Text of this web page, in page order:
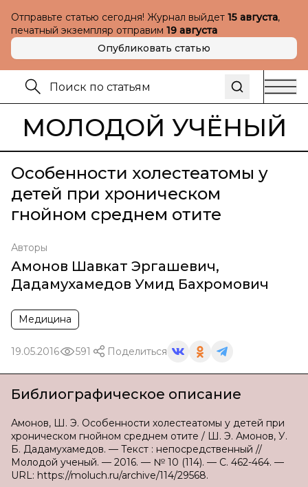
Отправьте статью сегодня! Журнал выйдет 15 августа,
печатный экземпляр отправим 19 августа
Опубликовать статью
МОЛОДОЙ УЧЁНЫЙ
Особенности холестеатомы у
детей при хроническом
гнойном среднем отите
Авторы
Амонов Шавкат Эргашевич,
Дадамухамедов Умид Бахромович
Медицина
19.05.2016 591 Поделиться
Библиографическое описание
Амонов, Ш. Э. Особенности холестеатомы у детей при
хроническом гнойном среднем отите / Ш. Э. Амонов, У.
Б. Дадамухамедов. — Текст : непосредственный //
Молодой ученый. — 2016. — № 10 (114). — С. 462-464. —
URL: https://moluch.ru/archive/114/29568.